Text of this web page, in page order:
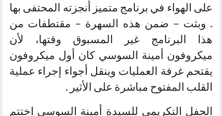
على الهواء في برنامج متميز أنجزته المحتفى بها
. وبثت – ضمن هذه السهرة – مقتطفات من
هذا البرنامج غير المسبوق وقتها، لأن
ميكروفون أمينة السوسي كان أول ميكروفون
يقتحم غرفة العمليات وينقل أجواء إجراء عملية
القلب المفتوح مباشرة على الأثير .
الحفل التكريمي للسيدة أمينة السوسي اختتم